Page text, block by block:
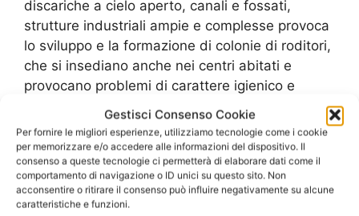
Gestisci Consenso Cookie
Per fornire le migliori esperienze, utilizziamo tecnologie come i cookie
per memorizzare e/o accedere alle informazioni del dispositivo. Il
consenso a queste tecnologie ci permetterà di elaborare dati come il
comportamento di navigazione o ID unici su questo sito. Non
acconsentire o ritirare il consenso può influire negativamente su alcune
caratteristiche e funzioni.
discariche a cielo aperto, canali e fossati,
strutture industriali ampie e complesse provoca
lo sviluppo e la formazione di colonie di roditori,
che si insediano anche nei centri abitati e
provocano problemi di carattere igienico e
Una maggiore presenza di topi è normalmente
riscontrabile nelle aziende in cui si trattano
sostanze alimentari: laboratori di panetteria,
pasticceria e gastronomia, mense, ristoranti,